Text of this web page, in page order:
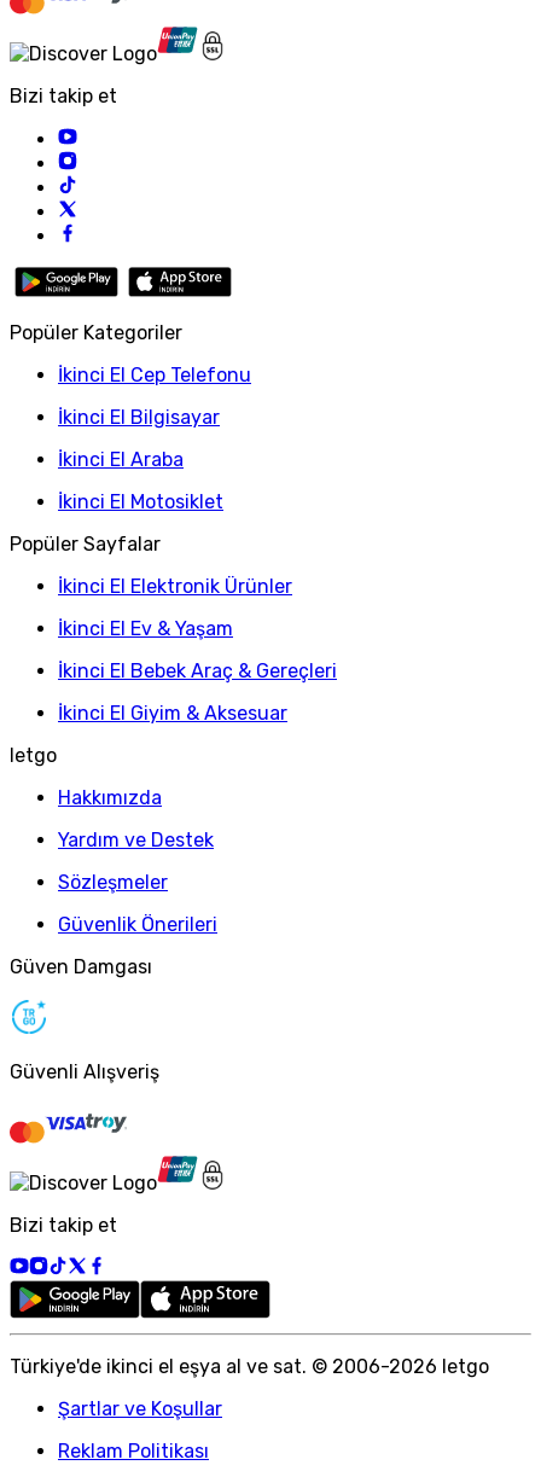
Bizi takip et
Popüler Kategoriler
İkinci El Cep Telefonu
İkinci El Bilgisayar
İkinci El Araba
İkinci El Motosiklet
Popüler Sayfalar
İkinci El Elektronik Ürünler
İkinci El Ev & Yaşam
İkinci El Bebek Araç & Gereçleri
İkinci El Giyim & Aksesuar
letgo
Hakkımızda
Yardım ve Destek
Sözleşmeler
Güvenlik Önerileri
Güven Damgası
Güvenli Alışveriş
Bizi takip et
Türkiye'de ikinci el eşya al ve sat. © 2006-2026 letgo
Şartlar ve Koşullar
Reklam Politikası